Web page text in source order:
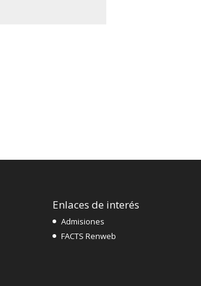
Enlaces de interés
Admisiones
FACTS Renweb